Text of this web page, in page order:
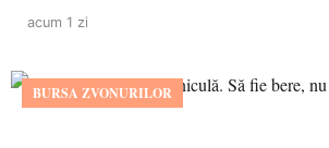
acum 1 zi
BURSA ZVONURILOR